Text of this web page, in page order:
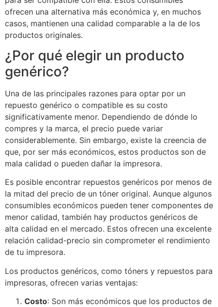
ofrecen una alternativa más económica y, en muchos
casos, mantienen una calidad comparable a la de los
productos originales.
¿Por qué elegir un producto
genérico?
Una de las principales razones para optar por un
repuesto genérico o compatible es su costo
significativamente menor. Dependiendo de dónde lo
compres y la marca, el precio puede variar
considerablemente. Sin embargo, existe la creencia de
que, por ser más económicos, estos productos son de
mala calidad o pueden dañar la impresora.
Es posible encontrar repuestos genéricos por menos de
la mitad del precio de un tóner original. Aunque algunos
consumibles económicos pueden tener componentes de
menor calidad, también hay productos genéricos de
alta calidad en el mercado. Estos ofrecen una excelente
relación calidad-precio sin comprometer el rendimiento
de tu impresora.
Los productos genéricos, como tóners y repuestos para
impresoras, ofrecen varias ventajas:
Costo: Son más económicos que los productos de